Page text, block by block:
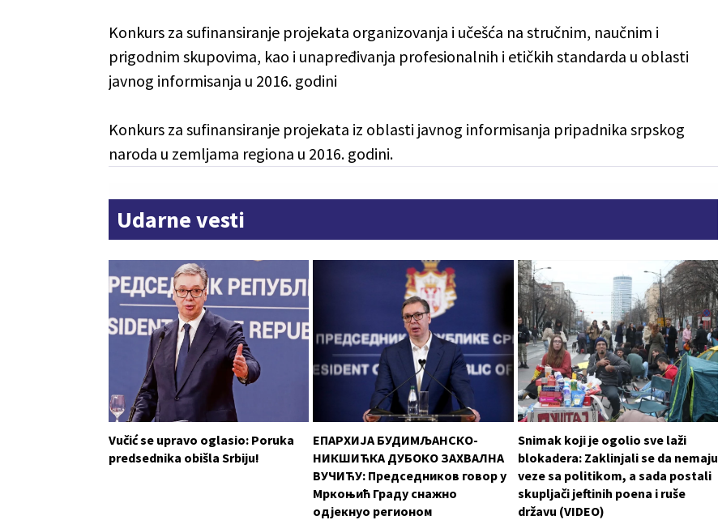
Konkurs za sufinansiranje projekata organizovanja i učešća na stručnim, naučnim i
prigodnim skupovima, kao i unapređivanja profesionalnih i etičkih standarda u oblasti
javnog informisanja u 2016. godini
Konkurs za sufinansiranje projekata iz oblasti javnog informisanja pripadnika srpskog
naroda u zemljama regiona u 2016. godini.
Udarne vesti
Vučić se upravo oglasio: Poruka
predsednika obišla Srbiju!
ЕПАРХИЈА БУДИМЉАНСКО-
НИКШИЋКА ДУБОКО ЗАХВАЛНА
ВУЧИЋУ: Председников говор у
Мркоњић Граду снажно
одјекнуо регионом
Snimak koji je ogolio sve laži
blokadera: Zaklinjali se da nemaju
veze sa politikom, a sada postali
skupljači jeftinih poena i ruše
državu (VIDEO)